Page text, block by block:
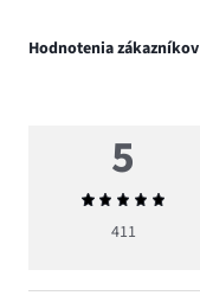
Hodnotenia zákazníkov
5
Priemerné
hodnotenie
411